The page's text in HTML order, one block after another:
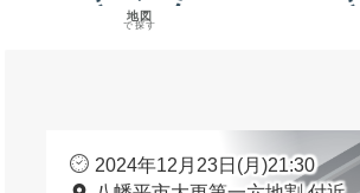
地図
で探す
2024年12月23日(月)21:30